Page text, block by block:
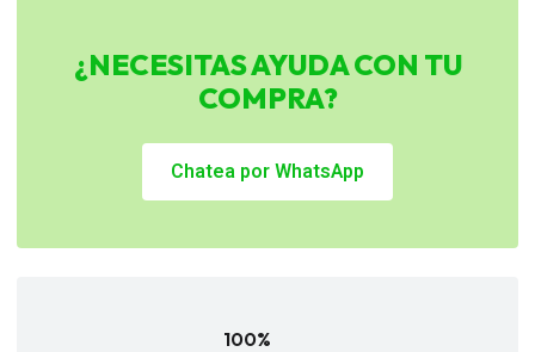
¿NECESITAS AYUDA CON TU
COMPRA?
Chatea por WhatsApp
100%